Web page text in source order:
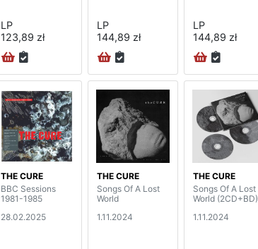
LP
123,89 zł
LP
144,89 zł
LP
144,89 zł
THE CURE
BBC Sessions
1981-1985
28.02.2025
THE CURE
Songs Of A Lost
World
1.11.2024
THE CURE
Songs Of A Lost
World (2CD+BD)
1.11.2024